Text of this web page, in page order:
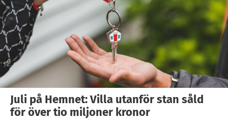
Juli på Hemnet: Villa utanför stan såld
för över tio miljoner kronor